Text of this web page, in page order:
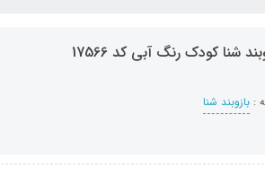
شنا کودک رنگ آبی کد 17566
: بازوبند شنا